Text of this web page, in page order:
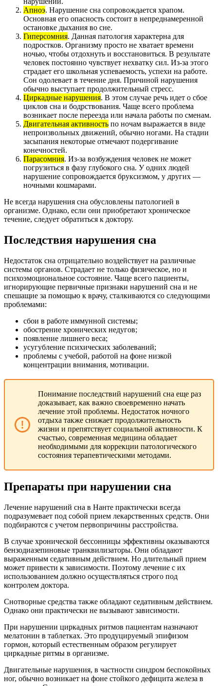
Апноэ. Нарушение сна сопровождается храпом.
Основная его опасность состоит в непреднамеренной
остановке дыхания во сне.
Гиперсомния. Данная патология характерна для
подростков. Организму просто не хватает времени
ночью, чтобы отдохнуть и восстановиться. В результате
человек постоянно чувствует нехватку сил. Из-за этого
страдает его школьная успеваемость, успехи на работе.
Сон одолевает в течение дня. Причиной нарушения
обычно выступает продолжительный стресс.
Циркадные нарушения. В этом случае речь идет о сбое
циклов сна и бодрствования. Чаще всего проблема
возникает после переезда или начала работы по сменам.
Двигательная активность по ночам выражается в виде
непроизвольных движений, обычно ногами. На стадии
засыпания некоторые отмечают подергивание
конечностей.
Парасомния. Из-за возбуждения человек не может
погрузиться в фазу глубокого сна. У одних людей
нарушение сопровождается бруксизмом, у других —
ночными кошмарами.
Не всегда нарушения сна обусловлены патологией в
организме. Однако, если они приобретают хроническое
течение, следует обратиться к доктору.
Последствия нарушения сна
Недостаток сна отрицательно воздействует на различные
системы органов. Страдает не только физическое, но и
психоэмоциональное состояние. Чаще всего пациенты,
игнорирующие первичные признаки нарушений сна и не
спешащие за помощью к врачу, сталкиваются со следующими
проблемами:
сбои в работе иммунной системы;
обострение хронических недугов;
появление лишнего веса;
усугубление психических заболеваний;
проблемы с учебой, работой на фоне низкой
концентрации внимания, мотивации.
Понимание последствий нарушений сна еще раз
доказывает, как важно своевременно начать
лечение этой проблемы. Недостаток ночного
отдыха также снижает продолжительность
жизни и препятствует социальной активности. К
счастью, современная медицина обладает
необходимыми для коррекции патологического
состояния терапевтическими методами.
Препараты при нарушении сна
Лечение нарушений сна в Нанте практически всегда
подразумевает под собой прием лекарственных средств. Они
подбираются с учетом первопричины расстройства.
В случае хронической бессонницы эффективны оказываются
бензодиазепиновые транквилизаторы. Они обладают
выраженным седативным действием. Но длительный прием
может привести к зависимости. Поэтому лечение с их
использованием должно осуществляться строго под
контролем доктора.
Снотворные средства также обладают седативным действием.
Однако они практически не вызывают зависимости.
При нарушении циркадных ритмов пациентам назначают
мелатонин в таблетках. Это продуцируемый эпифизом
гормон, который естественным образом регулирует
циркадные ритмы в организме.
Двигательные нарушения, в частности синдром беспокойных
ног, обычно возникает на фоне стойкого дефицита железа в